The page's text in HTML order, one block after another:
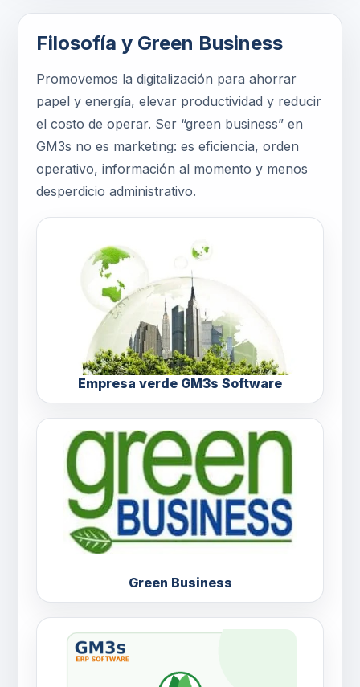
Filosofía y Green Business
Promovemos la digitalización para ahorrar
papel y energía, elevar productividad y reducir
el costo de operar. Ser “green business” en
GM3s no es marketing: es eficiencia, orden
operativo, información al momento y menos
desperdicio administrativo.
Empresa verde GM3s Software
Green Business